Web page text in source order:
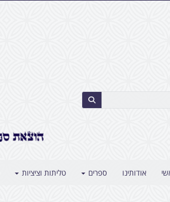
אודותינו ספרים טליתות וציציות